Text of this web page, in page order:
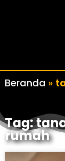
Beranda »
Tag:
rumah